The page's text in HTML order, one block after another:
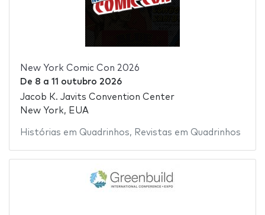
New York Comic Con 2026
De 8 a 11 outubro 2026
Jacob K. Javits Convention Center
New York, EUA
Histórias em Quadrinhos, Revistas em Quadrinhos